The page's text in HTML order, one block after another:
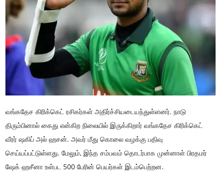
வங்கதேச கிரிக்கெட் ரசிகர்கள் அதிர்ச்சியடையந்துள்ளனர். நாடு
திரும்பினால் கைது என்கிற நிலையில் இருக்கிறார் வங்கதேச கிரிக்கெட்
வீரர் ஷகிப் அல் ஹசன். அவர் மீது கொலை வழக்கு பதிவு
செய்யப்பட்டுள்ளது. மேலும், இந்த சம்பவம் தொடர்பாக முன்னாள் பிரதமர்
ஷேக் ஹசீனா உள்பட 500 பேரின் பெயர்கள் இடம்பெற்றன.